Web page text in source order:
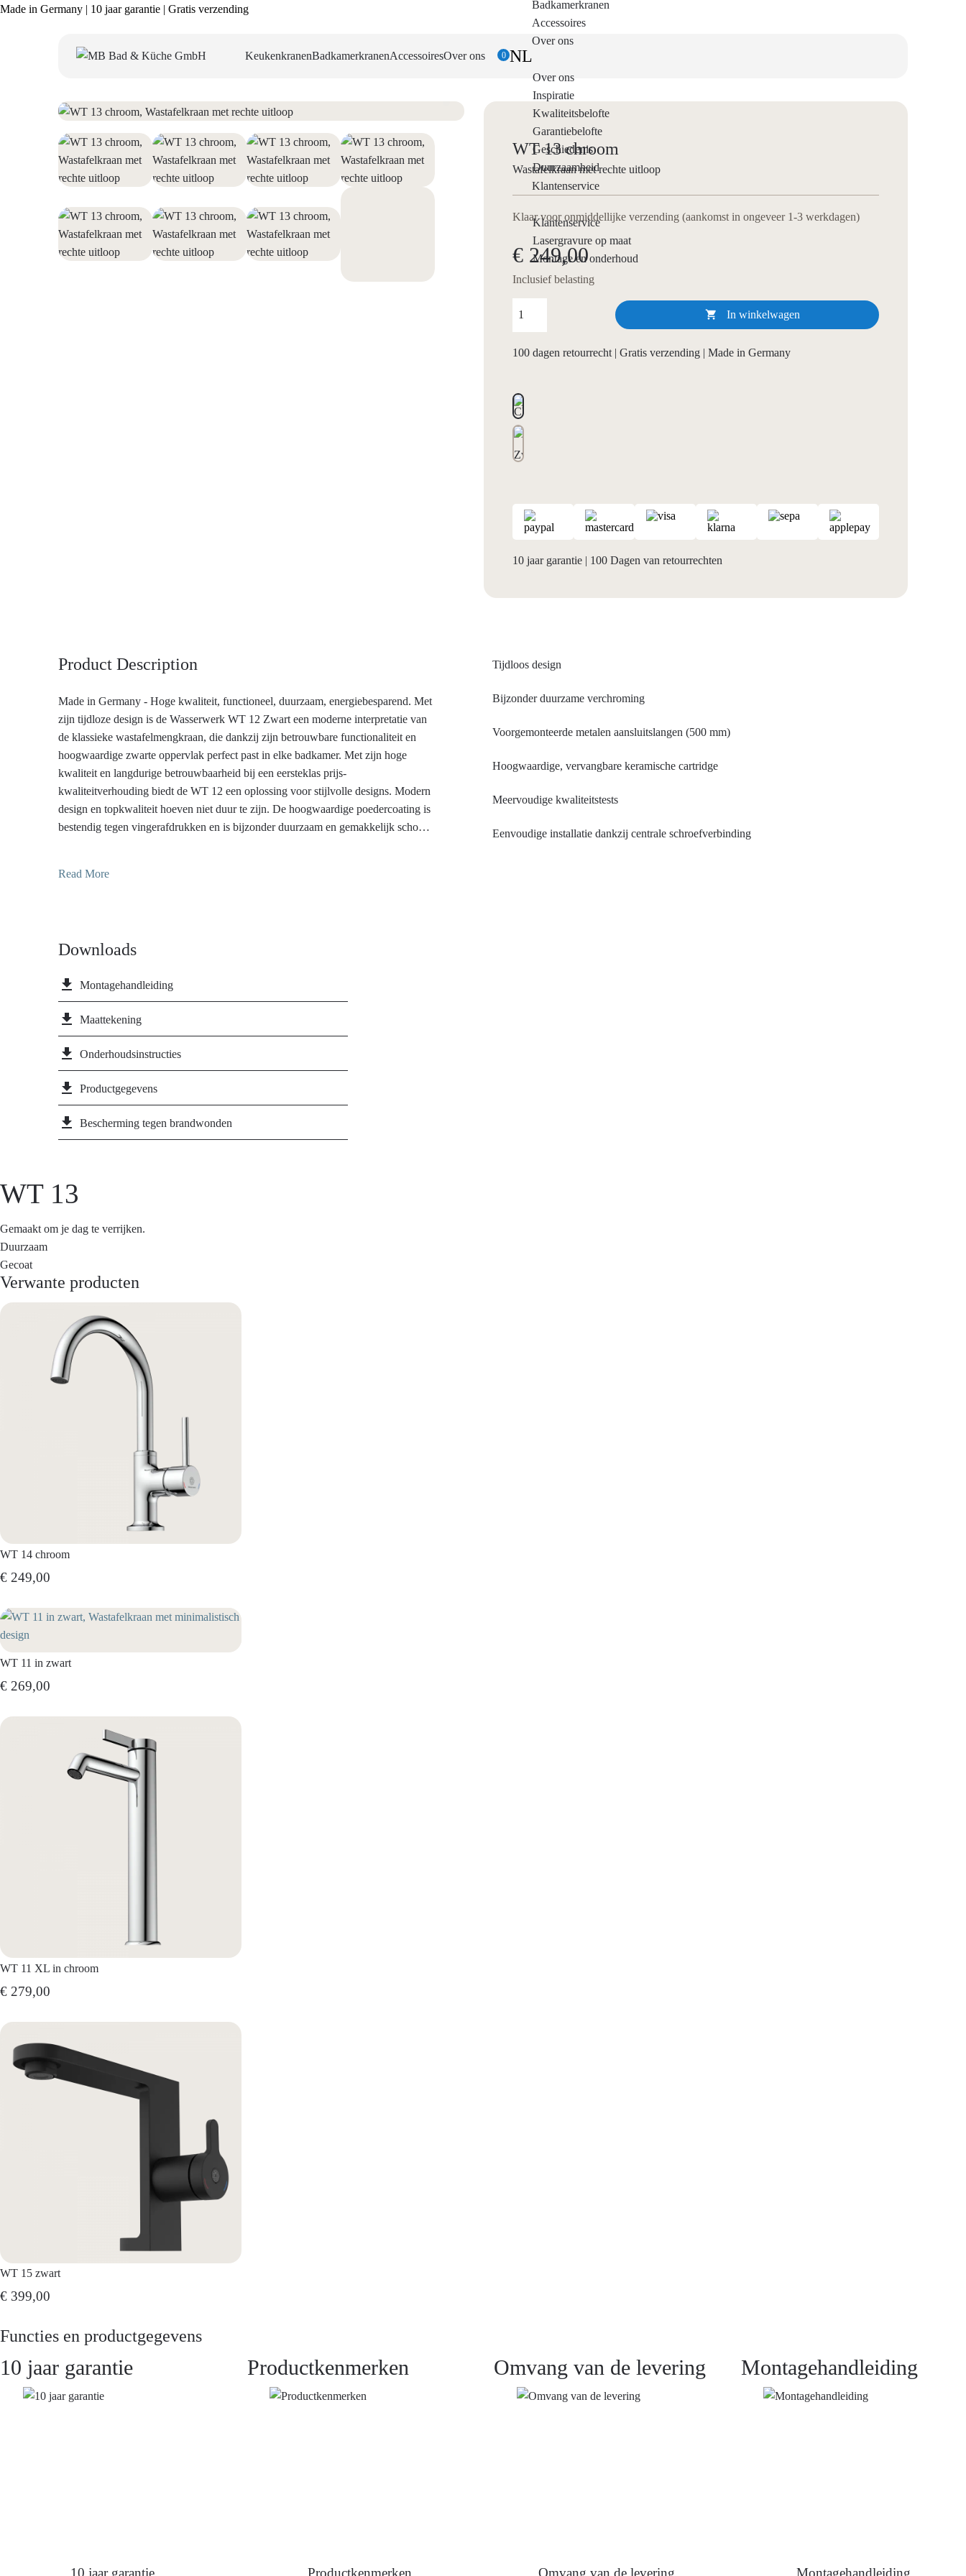
Made in Germany | 10 jaar garantie | Gratis verzending
KeukenkranenBadkamerkranenAccessoiresOver ons 0 NL
Badkamerkranen
Accessoires
Over ons
Over ons
Inspiratie
Kwaliteitsbelofte
Garantiebelofte
Geschiedenis
Duurzaamheid
Klantenservice
Klantenservice
Lasergravure op maat
Montage en onderhoud
WT 13 chroom
Wastafelkraan met rechte uitloop
Klaar voor onmiddellijke verzending (aankomst in ongeveer 1-3 werkdagen)
€ 249,00
Inclusief belasting
 In winkelwagen
100 dagen retourrecht | Gratis verzending | Made in Germany
10 jaar garantie | 100 Dagen van retourrechten
Product Description
Made in Germany - Hoge kwaliteit, functioneel, duurzaam, energiebesparend. Met
zijn tijdloze design is de Wasserwerk WT 12 Zwart een moderne interpretatie van
de klassieke wastafelmengkraan, die dankzij zijn betrouwbare functionaliteit en
hoogwaardige zwarte oppervlak perfect past in elke badkamer. Met zijn hoge
kwaliteit en langdurige betrouwbaarheid bij een eersteklas prijs-
kwaliteitverhouding biedt de WT 12 een oplossing voor stijlvolle designs. Modern
design en topkwaliteit hoeven niet duur te zijn. De hoogwaardige poedercoating is
bestendig tegen vingerafdrukken en is bijzonder duurzaam en gemakkelijk schoon
wordt het waterverbruik teruggebracht tot slechts ongeveer 6 liter per minuut. Dit
Read More
Downloads
file_download Montagehandleiding
file_download Maattekening
file_download Onderhoudsinstructies
file_download Productgegevens
file_download Bescherming tegen brandwonden
Tijdloos design
Bijzonder duurzame verchroming
Voorgemonteerde metalen aansluitslangen (500 mm)
Hoogwaardige, vervangbare keramische cartridge
Meervoudige kwaliteitstests
Eenvoudige installatie dankzij centrale schroefverbinding
WT 13
Gemaakt om je dag te verrijken.
Duurzaam
Gecoat
Verwante producten
WT 14 chroom
€ 249,00
WT 11 in zwart
€ 269,00
WT 11 XL in chroom
€ 279,00
WT 15 zwart
€ 399,00
Functies en productgegevens
10 jaar garantie
10 jaar garantie
Productkenmerken
Productkenmerken
Omvang van de levering
Omvang van de levering
Montagehandleiding
Montagehandleiding